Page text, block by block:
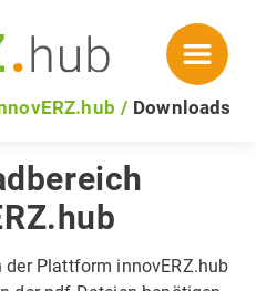
Downloads
der Plattform innovERZ.hub